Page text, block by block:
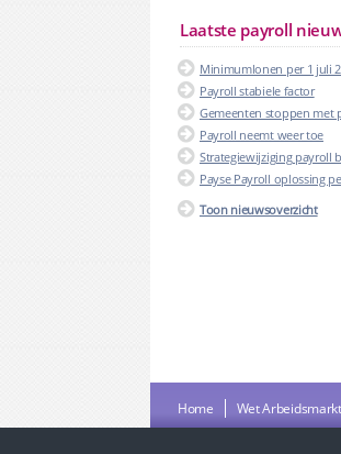
Laatste payroll
Minimumlonen per 1 juli
Payroll stabiele factor
Gemeenten stoppen met
Payroll neemt weer toe
Strategiewijziging payroll
Payse Payroll oplossing
Toon nieuwsoverzicht
Home Wet